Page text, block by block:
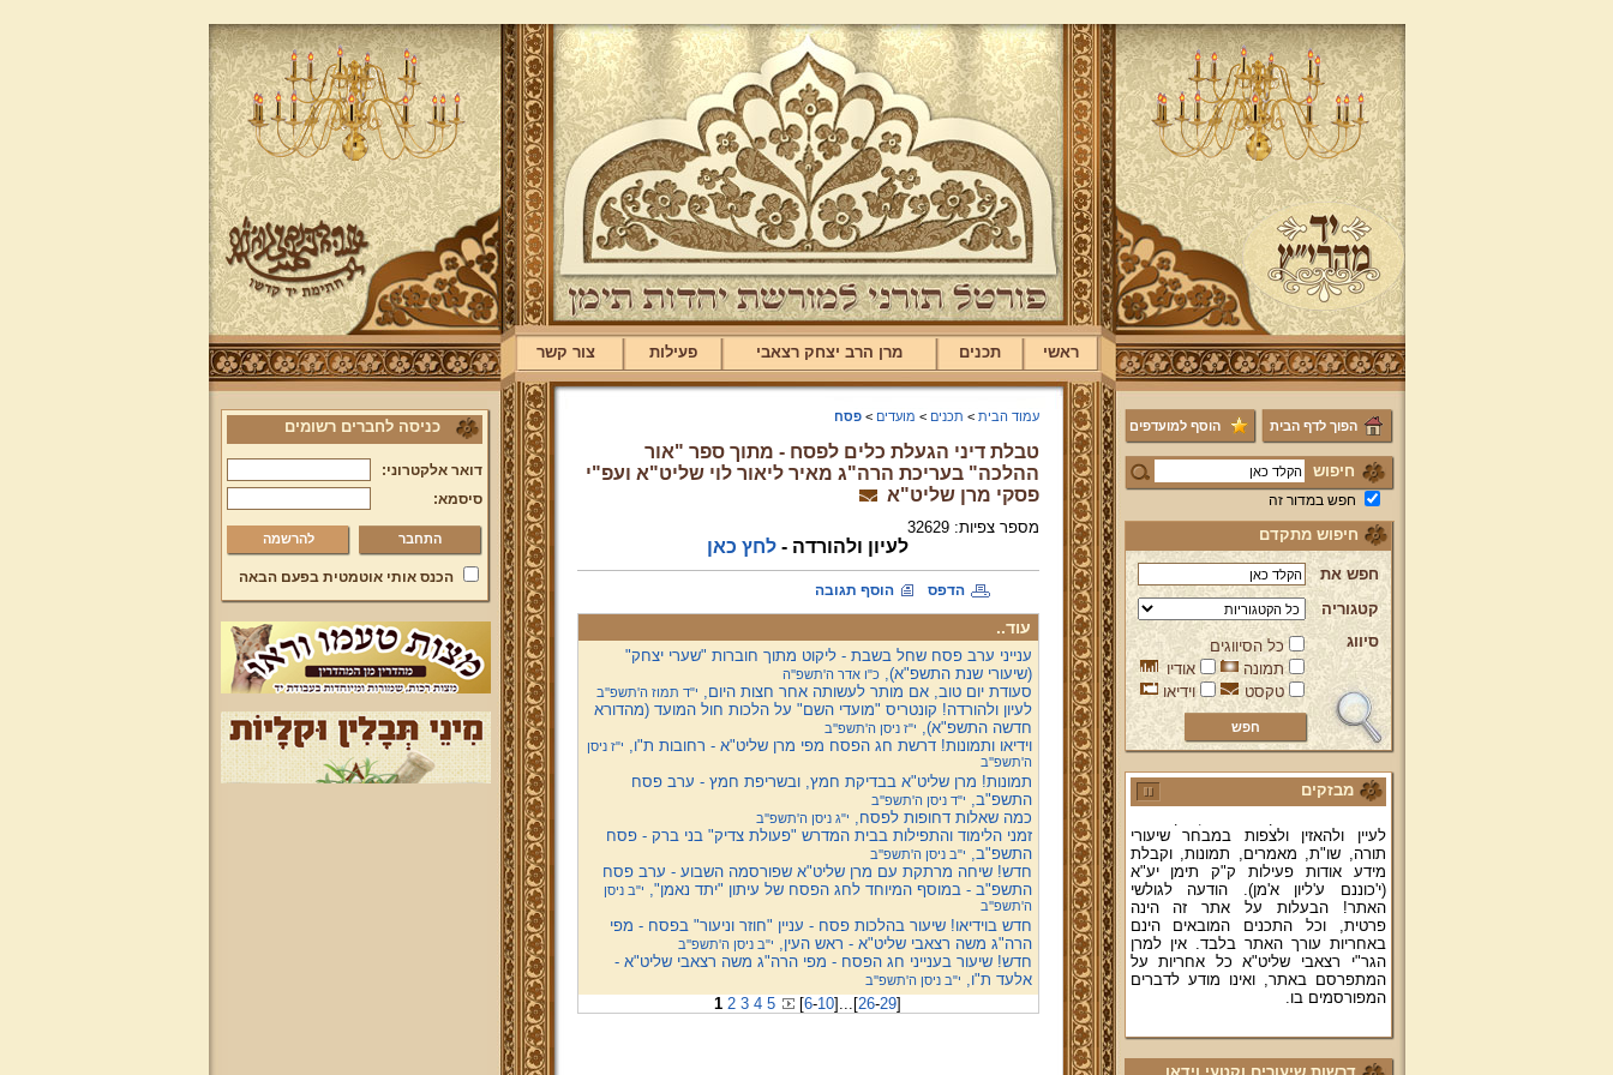
ראשי תכנים מרן הרב יצחק רצאבי פעילות צור קשר
הפוך לדף הבית הוסף למועדפים
חיפוש
חפש במדור זה
חיפוש מתקדם
חפש את
קטגוריה
סיווג
כל הסיווגים
תמונה
אודיו
טקסט
וידיאו
מבזקים
ברוכים הבאים לאתר מהרי"ץ
יד מהרי"ץ - פורטל תורני למורשת יהדות
תימן, האתר הרשמי להנצחת מורשתו
של גאון רבני תימן ותפארתם מהרי"ץ
זצוק"ל. באתר תמצאו גם תכנים תורניים
והלכתיים רבים של מרן הגאון הרב יצחק
רצאבי שליט"א - פוסק עדת תימן,
מחבר ספרי שלחן ערוך המקוצר ח"ח
ושו"ת עולת יצחק ג"ח ועוד, וכן תוכלו
לעיין ולהאזין ולצפות במבחר שיעורי
תורה, שו"ת, מאמרים, תמונות, וקבלת
מידע אודות פעילות ק"ק תימן יע"א
(י'כוננם ע'ליון א'מן). הודעה לגולשי
האתר! הבעלות על אתר זה הינה
פרטית, וכל התכנים המובאים הינם
באחריות עורך האתר בלבד. אין למרן
הגר"י רצאבי שליט"א כל אחריות על
המתפרסם באתר, ואינו מודע לדברים
המפורסמים בו.
פניה נרגשת אל אחינו בני עדת תימן
עמוד הבית > תכנים > מועדים >פסח
טבלת דיני הגעלת כלים לפסח - מתוך ספר "אור
ההלכה" בעריכת הרה"ג מאיר ליאור לוי שליט"א ועפ"י
פסקי מרן שליט"א
מספר צפיות: 32629
לעיון ולהורדה - לחץ כאן
הדפס הוסף תגובה
עוד..
ענייני ערב פסח שחל בשבת - ליקוט מתוך חוברות "שערי יצחק"
(שיעורי שנת התשפ"א),כ"ו אדר ה'תשפ''ה
סעודת יום טוב, אם מותר לעשותה אחר חצות היום, י"ד תמוז ה'תשפ''ב
לעיון ולהורדה! קונטריס "מועדי השם" על הלכות חול המועד (מהדורא
חדשה התשפ"א), י"ז ניסן ה'תשפ''ב
וידיאו ותמונות! דרשת חג הפסח מפי מרן שליט"א - רחובות ת"ו, י"ז ניסן
ה'תשפ''ב
תמונות! מרן שליט"א בבדיקת חמץ, ובשריפת חמץ - ערב פסח
התשפ"ב, י"ד ניסן ה'תשפ''ב
כמה שאלות דחופות לפסח, י"ג ניסן ה'תשפ''ב
זמני הלימוד והתפילות בבית המדרש "פעולת צדיק" בני ברק - פסח
התשפ"ב, י"ב ניסן ה'תשפ''ב
חדש! שיחה מרתקת עם מרן שליט"א שפורסמה השבוע - ערב פסח
התשפ"ב - במוסף המיוחד לחג הפסח של עיתון "יתד נאמן", י"ב ניסן
ה'תשפ''ב
חדש בוידיאו! שיעור בהלכות פסח - עניין "חוזר וניעור" בפסח - מפי
הרה"ג משה רצאבי שליט"א - ראש העין, י"ב ניסן ה'תשפ''ב
חדש! שיעור בענייני חג הפסח - מפי הרה"ג משה רצאבי שליט"א -
אלעד ת"ו, י"ב ניסן ה'תשפ''ב
1 2 3 4 5 [6-10] ... [26-29]
כניסה לחברים רשומים
דואר אלקטרוני:
סיסמא:
להרשמה
הכנס אותי אוטמטית בפעם הבאה